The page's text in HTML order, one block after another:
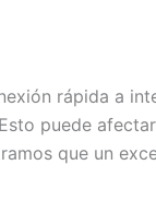
rápida a
puede
que un